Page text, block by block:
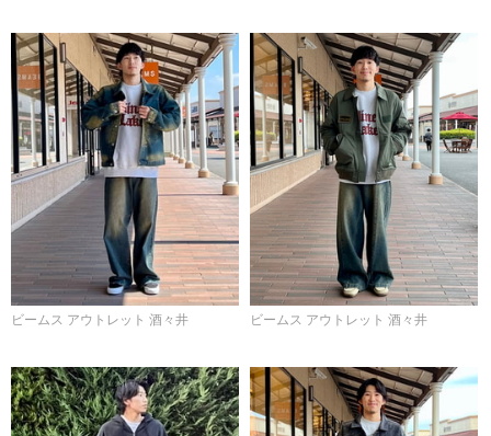
ビームス アウトレット 酒々井 ビームス アウトレット 酒々井